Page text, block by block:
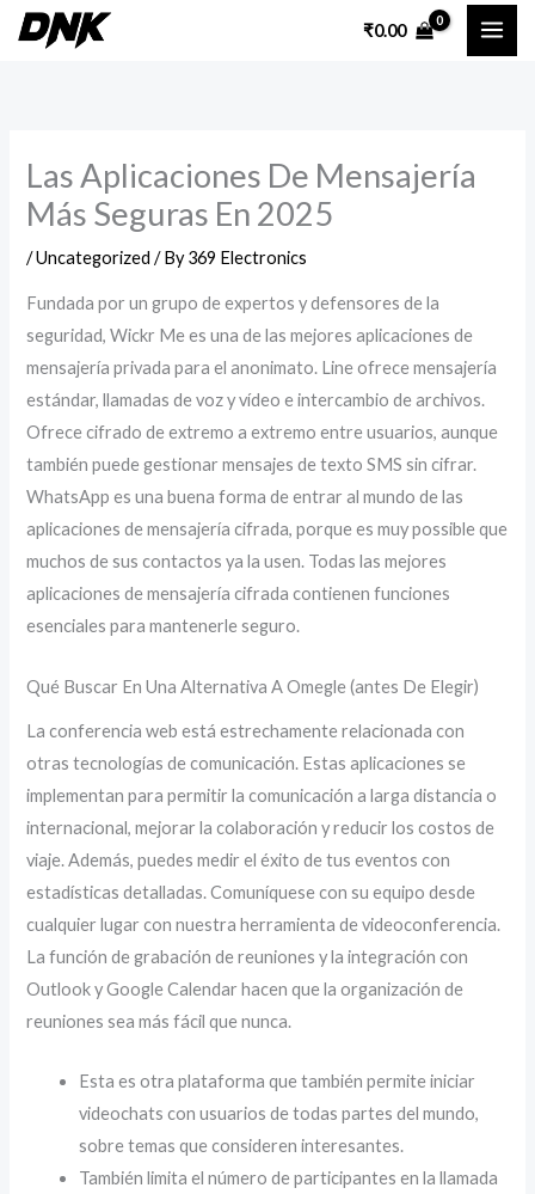
Skip
₹0.00
Las Aplicaciones De Mensajería
Más Seguras En 2025
/Uncategorized / By369 Electronics
Fundada por un grupo de expertos y defensores de la
seguridad, Wickr Me es una de las mejores aplicaciones de
mensajería privada para el anonimato. Line ofrece mensajería
estándar, llamadas de voz y vídeo e intercambio de archivos.
Ofrece cifrado de extremo a extremo entre usuarios, aunque
también puede gestionar mensajes de texto SMS sin cifrar.
WhatsApp es una buena forma de entrar al mundo de las
aplicaciones de mensajería cifrada, porque es muy possible que
muchos de sus contactos ya la usen. Todas las mejores
aplicaciones de mensajería cifrada contienen funciones
esenciales para mantenerle seguro.
Qué Buscar En Una Alternativa A Omegle (antes De Elegir)
La conferencia web está estrechamente relacionada con
otras tecnologías de comunicación. Estas aplicaciones se
implementan para permitir la comunicación a larga distancia o
internacional, mejorar la colaboración y reducir los costos de
viaje. Además, puedes medir el éxito de tus eventos con
estadísticas detalladas. Comuníquese con su equipo desde
cualquier lugar con nuestra herramienta de videoconferencia.
La función de grabación de reuniones y la integración con
Outlook y Google Calendar hacen que la organización de
reuniones sea más fácil que nunca.
Esta es otra plataforma que también permite iniciar
videochats con usuarios de todas partes del mundo,
sobre temas que consideren interesantes.
También limita el número de participantes en la llamada